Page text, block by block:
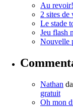
Au revoir!
2 sites de
Le stade
Jeu flash
Nouvelle
Nathan
gratuit
Oh mon